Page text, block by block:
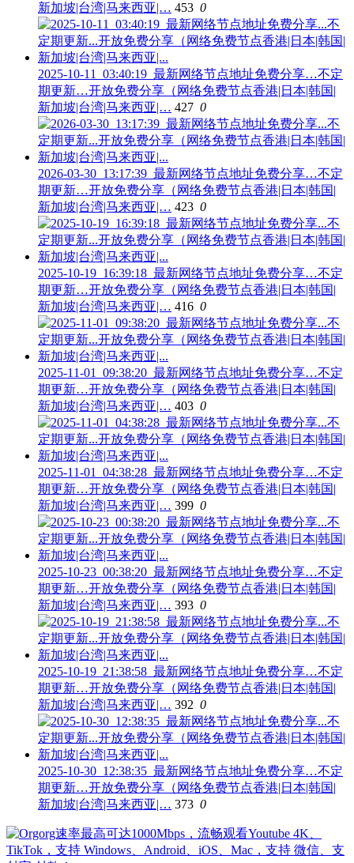
新加坡|台湾|马来西亚|… 453 0
2025-10-11_03:40:19_最新网络节点地址免费分享…不定
期更新…开放免费分享（网络免费节点香港|日本|韩国|
新加坡|台湾|马来西亚|… 427 0
2026-03-30_13:17:39_最新网络节点地址免费分享…不定
期更新…开放免费分享（网络免费节点香港|日本|韩国|
新加坡|台湾|马来西亚|… 423 0
2025-10-19_16:39:18_最新网络节点地址免费分享…不定
期更新…开放免费分享（网络免费节点香港|日本|韩国|
新加坡|台湾|马来西亚|… 416 0
2025-11-01_09:38:20_最新网络节点地址免费分享…不定
期更新…开放免费分享（网络免费节点香港|日本|韩国|
新加坡|台湾|马来西亚|… 403 0
2025-11-01_04:38:28_最新网络节点地址免费分享…不定
期更新…开放免费分享（网络免费节点香港|日本|韩国|
新加坡|台湾|马来西亚|… 399 0
2025-10-23_00:38:20_最新网络节点地址免费分享…不定
期更新…开放免费分享（网络免费节点香港|日本|韩国|
新加坡|台湾|马来西亚|… 393 0
2025-10-19_21:38:58_最新网络节点地址免费分享…不定
期更新…开放免费分享（网络免费节点香港|日本|韩国|
新加坡|台湾|马来西亚|… 392 0
2025-10-30_12:38:35_最新网络节点地址免费分享…不定
期更新…开放免费分享（网络免费节点香港|日本|韩国|
新加坡|台湾|马来西亚|… 373 0